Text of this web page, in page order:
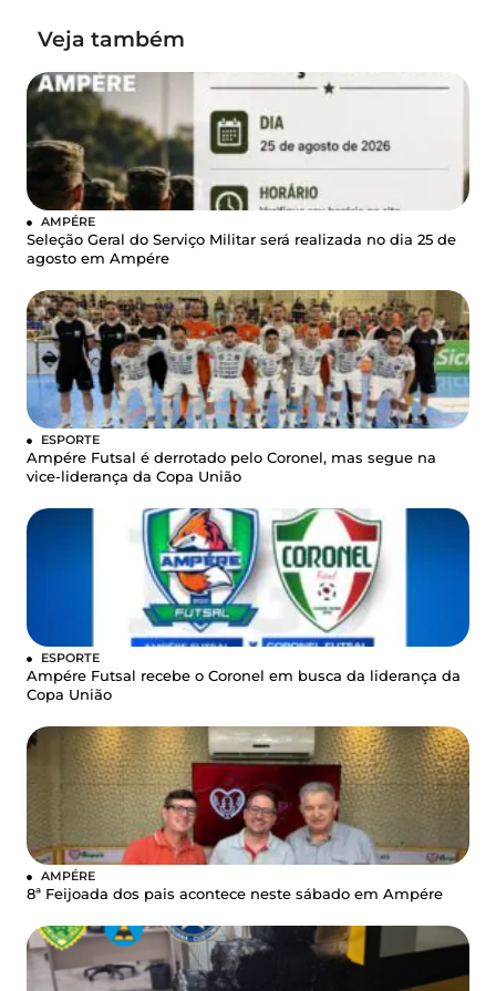
Veja também
AMPÉRE
Seleção Geral do Serviço Militar será realizada no dia 25 de
agosto em Ampére
ESPORTE
Ampére Futsal é derrotado pelo Coronel, mas segue na
vice-liderança da Copa União
ESPORTE
Ampére Futsal recebe o Coronel em busca da liderança da
Copa União
AMPÉRE
8ª Feijoada dos pais acontece neste sábado em Ampére